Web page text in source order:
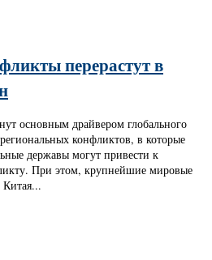
перерастут в
основным драйвером глобального
конфликтов, в которые
державы могут привести к
При этом, крупнейшие мировые